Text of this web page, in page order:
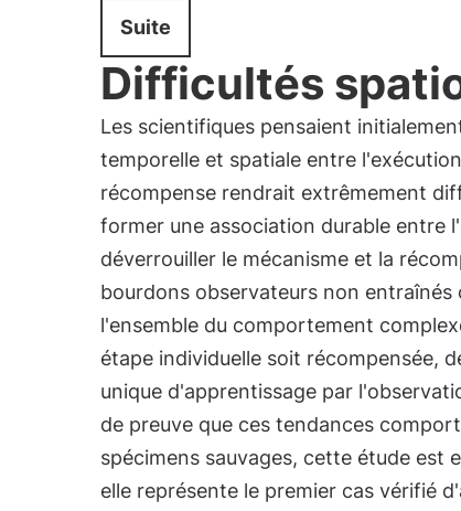
Suite
Difficultés
Les scientifiques pensaient
temporelle et spatiale entre
récompense rendrait extrêmement
former une association durable entre
déverrouiller le mécanisme et la
bourdons observateurs non
l'ensemble du comportement
étape individuelle soit récompensée,
unique d'apprentissage par
de preuve que ces tendances
spécimens sauvages, cette étude est
elle représente le premier cas vérifié